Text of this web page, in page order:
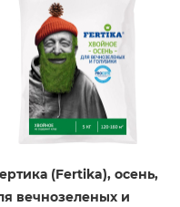
(Fertika), осень,
вечнозеленых и